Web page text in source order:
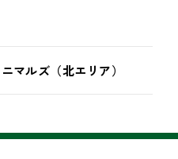
マルズ（北エリア）